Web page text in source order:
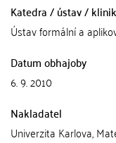
Katedra / ústav /
Ústav formální a
Datum obhajoby
6. 9. 2010
Nakladatel
Univerzita Karlova,